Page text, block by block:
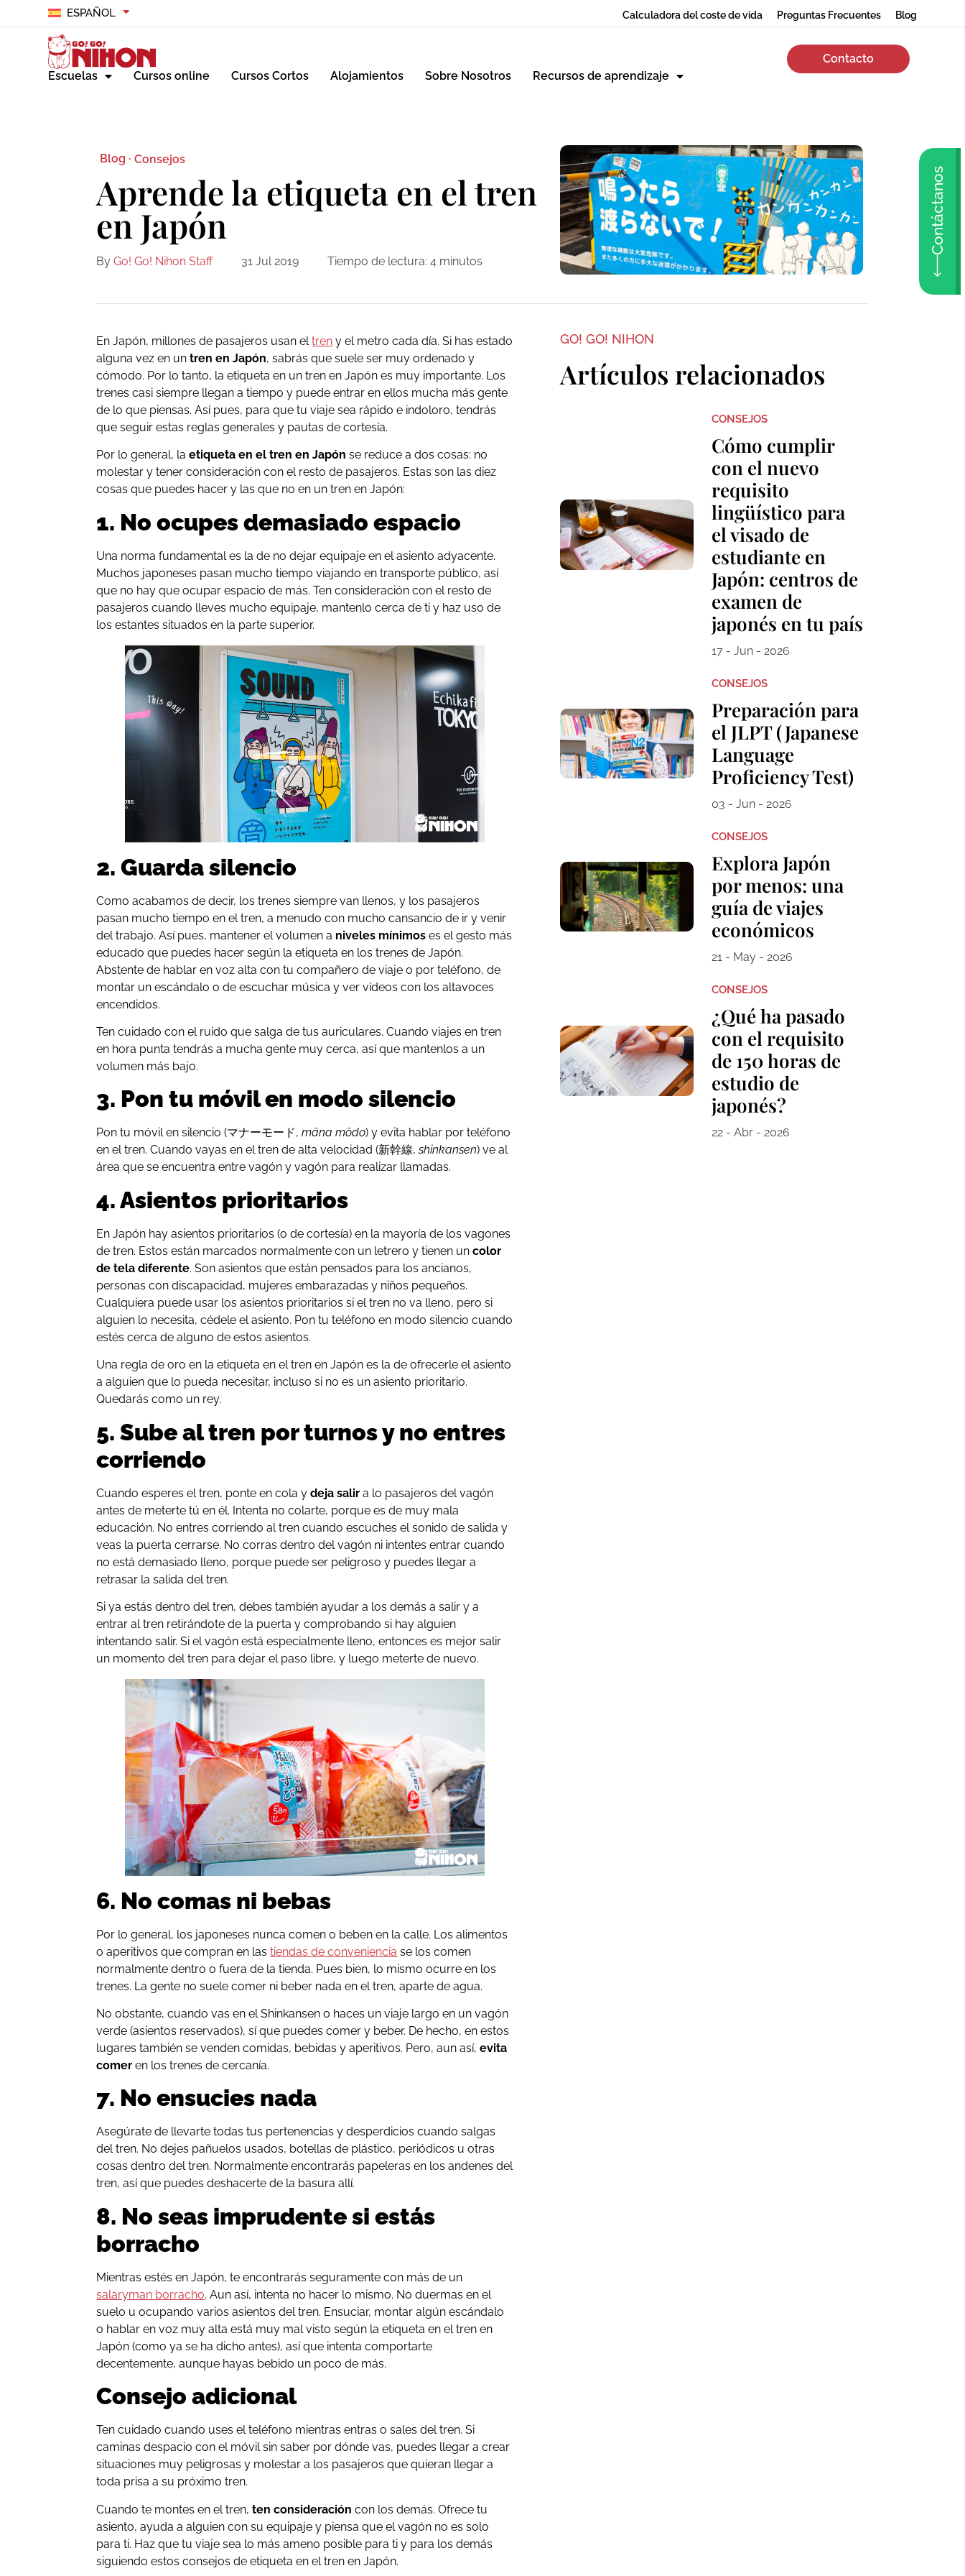
ESPAÑOL Calculadora del coste de vida Preguntas Frecuentes Blog
Escuelas Cursos online Cursos Cortos Alojamientos Sobre Nosotros Recursos de aprendizaje
Contacto
Contáctanos
Blog · Consejos
Aprende la etiqueta en el tren
en Japón
By Go! Go! Nihon Staff 31 Jul 2019 Tiempo de lectura: 4 minutos
En Japón, millones de pasajeros usan eltren y el metro cada día. Si has estado
alguna vez en un tren en Japón, sabrás que suele ser muy ordenado y
cómodo. Por lo tanto, la etiqueta en un tren en Japón es muy importante. Los
trenes casi siempre llegan a tiempo y puede entrar en ellos mucha más gente
de lo que piensas. Así pues, para que tu viaje sea rápido e indoloro, tendrás
que seguir estas reglas generales y pautas de cortesía.
Por lo general, laetiqueta en el tren en Japón se reduce a dos cosas: no
molestar y tener consideración con el resto de pasajeros. Estas son las diez
cosas que puedes hacer y las que no en un tren en Japón:
1. No ocupes demasiado espacio
Una norma fundamental es la de no dejar equipaje en el asiento adyacente.
Muchos japoneses pasan mucho tiempo viajando en transporte público, así
que no hay que ocupar espacio de más. Ten consideración con el resto de
pasajeros cuando lleves mucho equipaje, mantenlo cerca de ti y haz uso de
los estantes situados en la parte superior.
2. Guarda silencio
Como acabamos de decir, los trenes siempre van llenos, y los pasajeros
pasan mucho tiempo en el tren, a menudo con mucho cansancio de ir y venir
del trabajo. Así pues, mantener el volumen a niveles mínimos es el gesto más
educado que puedes hacer según la etiqueta en los trenes de Japón.
Abstente de hablar en voz alta con tu compañero de viaje o por teléfono, de
montar un escándalo o de escuchar música y ver vídeos con los altavoces
encendidos.
Ten cuidado con el ruido que salga de tus auriculares. Cuando viajes en tren
en hora punta tendrás a mucha gente muy cerca, así que mantenlos a un
volumen más bajo.
3. Pon tu móvil en modo silencio
Pon tu móvil en silencio (マナーモード,māna mōdo) y evita hablar por teléfono
en el tren. Cuando vayas en el tren de alta velocidad (新幹線,shinkansen) ve al
área que se encuentra entre vagón y vagón para realizar llamadas.
4. Asientos prioritarios
En Japón hay asientos prioritarios (o de cortesía) en la mayoría de los vagones
de tren. Estos están marcados normalmente con un letrero y tienen uncolor
de tela diferente. Son asientos que están pensados para los ancianos,
personas con discapacidad, mujeres embarazadas y niños pequeños.
Cualquiera puede usar los asientos prioritarios si el tren no va lleno, pero si
alguien lo necesita, cédele el asiento. Pon tu teléfono en modo silencio cuando
estés cerca de alguno de estos asientos.
Una regla de oro en la etiqueta en el tren en Japón es la de ofrecerle el asiento
a alguien que lo pueda necesitar, incluso si no es un asiento prioritario.
Quedarás como un rey.
5. Sube al tren por turnos y no entres
corriendo
Cuando esperes el tren, ponte en cola ydeja salir a lo pasajeros del vagón
antes de meterte tú en él. Intenta no colarte, porque es de muy mala
educación. No entres corriendo al tren cuando escuches el sonido de salida y
veas la puerta cerrarse. No corras dentro del vagón ni intentes entrar cuando
no está demasiado lleno, porque puede ser peligroso y puedes llegar a
retrasar la salida del tren.
Si ya estás dentro del tren, debes también ayudar a los demás a salir y a
entrar al tren retirándote de la puerta y comprobando si hay alguien
intentando salir. Si el vagón está especialmente lleno, entonces es mejor salir
un momento del tren para dejar el paso libre, y luego meterte de nuevo.
6. No comas ni bebas
Por lo general, los japoneses nunca comen o beben en la calle. Los alimentos
o aperitivos que compran en lastiendas de conveniencia se los comen
normalmente dentro o fuera de la tienda. Pues bien, lo mismo ocurre en los
trenes. La gente no suele comer ni beber nada en el tren, aparte de agua.
No obstante, cuando vas en el Shinkansen o haces un viaje largo en un vagón
verde (asientos reservados), sí que puedes comer y beber. De hecho, en estos
lugares también se venden comidas, bebidas y aperitivos. Pero, aun así,evita
comer en los trenes de cercanía.
7. No ensucies nada
Asegúrate de llevarte todas tus pertenencias y desperdicios cuando salgas
del tren. No dejes pañuelos usados, botellas de plástico, periódicos u otras
cosas dentro del tren. Normalmente encontrarás papeleras en los andenes del
tren, así que puedes deshacerte de la basura allí.
8. No seas imprudente si estás
borracho
Mientras estés en Japón, te encontrarás seguramente con más de un
salaryman borracho. Aun así, intenta no hacer lo mismo. No duermas en el
suelo u ocupando varios asientos del tren. Ensuciar, montar algún escándalo
o hablar en voz muy alta está muy mal visto según la etiqueta en el tren en
Japón (como ya se ha dicho antes), así que intenta comportarte
decentemente, aunque hayas bebido un poco de más.
Consejo adicional
Ten cuidado cuando uses el teléfono mientras entras o sales del tren. Si
caminas despacio con el móvil sin saber por dónde vas, puedes llegar a crear
situaciones muy peligrosas y molestar a los pasajeros que quieran llegar a
toda prisa a su próximo tren.
Cuando te montes en el tren,ten consideración con los demás. Ofrece tu
asiento, ayuda a alguien con su equipaje y piensa que el vagón no es solo
para ti. Haz que tu viaje sea lo más ameno posible para ti y para los demás
siguiendo estos consejos de etiqueta en el tren en Japón.
GO! GO! NIHON
Artículos relacionados
CONSEJOS
Cómo cumplir
con el nuevo
requisito
lingüístico para
el visado de
estudiante en
Japón: centros de
examen de
japonés en tu país
17 - Jun - 2026
CONSEJOS
Preparación para
el JLPT (Japanese
Language
Proficiency Test)
03 - Jun - 2026
CONSEJOS
Explora Japón
por menos: una
guía de viajes
económicos
21 - May - 2026
CONSEJOS
¿Qué ha pasado
con el requisito
de 150 horas de
estudio de
japonés?
22 - Abr - 2026